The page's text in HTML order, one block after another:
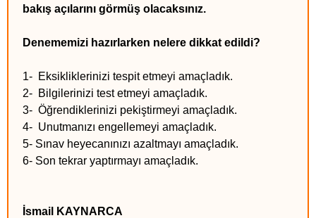
bakış açılarını görmüş olacaksınız.
Denememizi hazırlarken nelere dikkat edildi?
1- Eksikliklerinizi tespit etmeyi amaçladık.
2- Bilgilerinizi test etmeyi amaçladık.
3- Öğrendiklerinizi pekiştirmeyi amaçladık.
4- Unutmanızı engellemeyi amaçladık.
5- Sınav heyecanınızı azaltmayı amaçladık.
6- Son tekrar yaptırmayı amaçladık.
İsmail KAYNARCA